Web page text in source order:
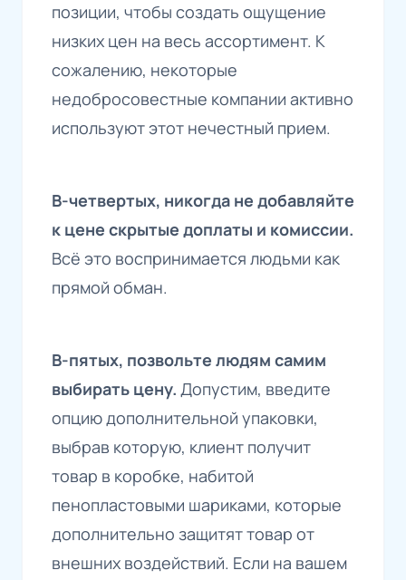
позиции, чтобы создать ощущение
низких цен на весь ассортимент. К
сожалению, некоторые
недобросовестные компании активно
используют этот нечестный прием.
В-четвертых, никогда не добавляйте
к цене скрытые доплаты и комиссии.
Всё это воспринимается людьми как
прямой обман.
В-пятых, позвольте людям самим
выбирать цену. Допустим, введите
опцию дополнительной упаковки,
выбрав которую, клиент получит
товар в коробке, набитой
пенопластовыми шариками, которые
дополнительно защитят товар от
внешних воздействий. Если на вашем